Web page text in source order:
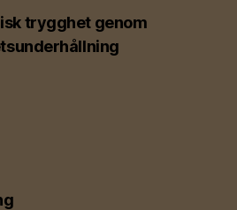
trygghet genom